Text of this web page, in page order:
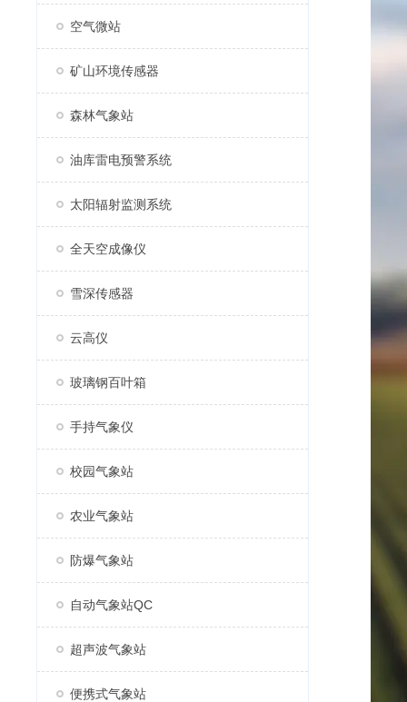
空气微站
矿山环境传感器
森林气象站
油库雷电预警系统
太阳辐射监测系统
全天空成像仪
雪深传感器
云高仪
玻璃钢百叶箱
手持气象仪
校园气象站
农业气象站
防爆气象站
自动气象站QC
超声波气象站
便携式气象站